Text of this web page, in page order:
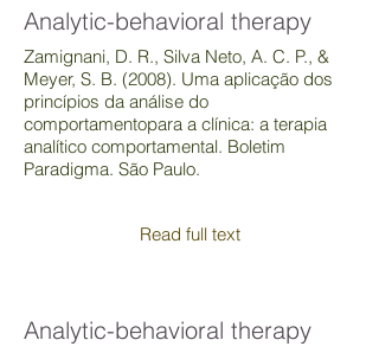
Analytic-behavioral therapy
Zamignani, D. R., Silva Neto, A. C. P., &
Meyer, S. B. (2008). Uma aplicação dos
princípios da análise do
comportamentopara a clínica: a terapia
analítico comportamental. Boletim
Paradigma. São Paulo.
Read full text
Analytic-behavioral therapy